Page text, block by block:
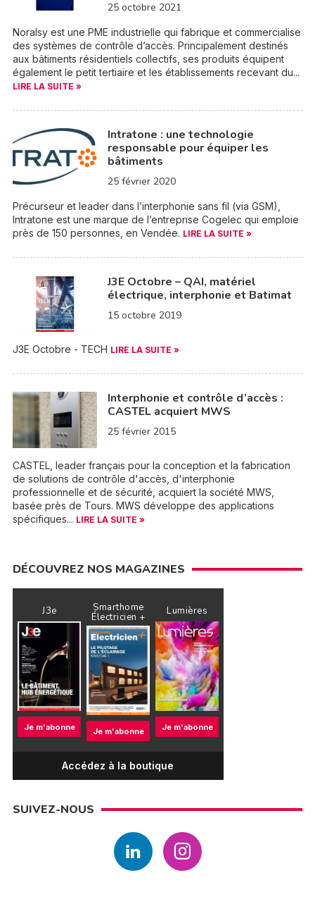
25 octobre 2021
Noralsy est une PME industrielle qui fabrique et commercialise
des systèmes de contrôle d’accès. Principalement destinés
aux bâtiments résidentiels collectifs, ses produits équipent
également le petit tertiaire et les établissements recevant du...
LIRE LA SUITE »
Intratone : une technologie
responsable pour équiper les
bâtiments
25 février 2020
Précurseur et leader dans l’interphonie sans fil (via GSM),
Intratone est une marque de l’entreprise Cogelec qui emploie
près de 150 personnes, en Vendée. LIRE LA SUITE »
J3E Octobre – QAI, matériel
électrique, interphonie et Batimat
15 octobre 2019
J3E Octobre - TECH LIRE LA SUITE »
Interphonie et contrôle d’accès :
CASTEL acquiert MWS
25 février 2015
CASTEL, leader français pour la conception et la fabrication
de solutions de contrôle d'accès, d'interphonie
professionnelle et de sécurité, acquiert la société MWS,
basée près de Tours. MWS développe des applications
spécifiques... LIRE LA SUITE »
DÉCOUVREZ NOS MAGAZINES
J3e
Je m'abonne
Smarthome
Électricien +
Je m'abonne
Lumières
Je m'abonne
Accédez à la boutique
SUIVEZ-NOUS